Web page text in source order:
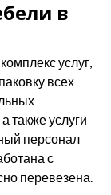
в
услуг,
всех
также услуги
персонал
с
перевезена.